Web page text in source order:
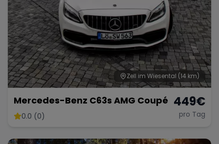
Tesla Chevrolet Dodge
Bentley Rolls Royce Aston Martin
Bugatti
Zell im Wiesental (14 km)
Mercedes-Benz C63s AMG Coupé
0.0 (0)
449€
pro Tag